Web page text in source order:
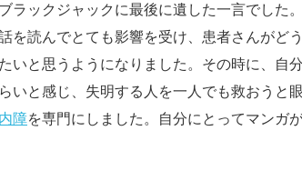
ラックジャックに最後に遺した一言でした
を読んでとても影響を受け、患者さんがど
いと思うようになりました。その時に、自
いと感じ、失明する人を一人でも救おうと
障を専門にしました。自分にとってマンガ